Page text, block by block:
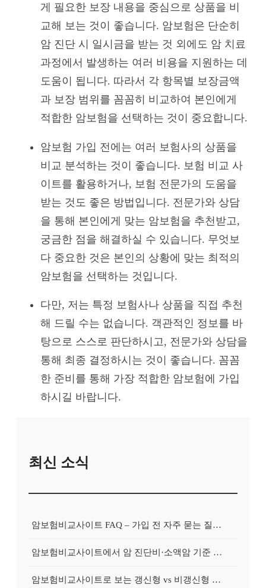
게 필요한 보장 내용을 중심으로 상품을 비
교해 보는 것이 좋습니다. 암보험은 단순히
암 진단 시 일시금을 받는 것 외에도 암 치료
과정에서 발생하는 여러 비용을 지원하는 데
도움이 됩니다. 따라서 각 항목별 보장금액
과 보장 범위를 꼼꼼히 비교하여 본인에게
적합한 암보험을 선택하는 것이 중요합니다.
암보험 가입 전에는 여러 보험사의 상품을
비교 분석하는 것이 좋습니다. 보험 비교 사
이트를 활용하거나, 보험 전문가의 도움을
받는 것도 좋은 방법입니다. 전문가와 상담
을 통해 본인에게 맞는 암보험을 추천받고,
궁금한 점을 해결하실 수 있습니다. 무엇보
다 중요한 것은 본인의 상황에 맞는 최적의
암보험을 선택하는 것입니다.
다만, 저는 특정 보험사나 상품을 직접 추천
해 드릴 수는 없습니다. 객관적인 정보를 바
탕으로 스스로 판단하시고, 전문가와 상담을
통해 최종 결정하시는 것이 좋습니다. 꼼꼼
한 준비를 통해 가장 적합한 암보험에 가입
하시길 바랍니다.
최신 소식
암보험비교사이트 FAQ – 가입 전 자주 묻는 질문 정리
암보험비교사이트에서 암 진단비·소액암 기준 제대로 비교하기
암보험비교사이트로 보는 갱신형 vs 비갱신형 암보험 차이